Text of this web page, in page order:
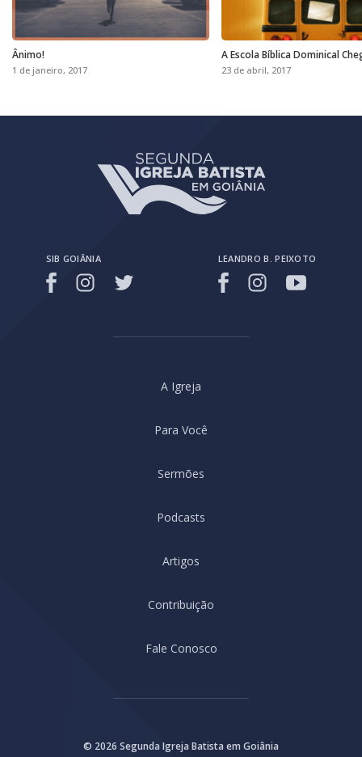
Ânimo!
1 de janeiro, 2017
A Escola Bíblica Dominical
23 de abril, 2017
SIB GOIÂNIA LEANDRO B. PEIXOTO
A Igreja
Para Você
Sermões
Podcasts
Artigos
Contribuição
Fale Conosco
© 2026 Segunda Igreja Batista em Goiânia